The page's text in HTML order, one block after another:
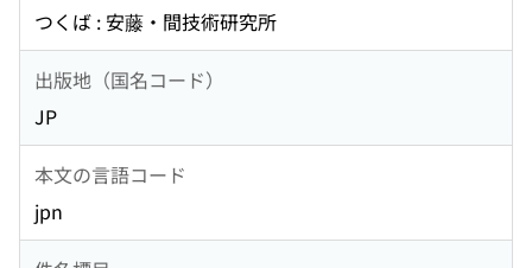
つくば : 安藤・間技術研究所
出版地（国名コード）
JP
本文の言語コード
jpn